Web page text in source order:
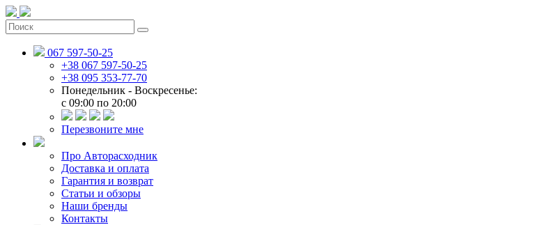
067 597-50-25
+38 067 597-50-25
+38 095 353-77-70
Понедельник - Воскресенье:
c 09:00 по 20:00
Перезвоните мне
Про Авторасходник
Доставка и оплата
Гарантия и возврат
Статьи и обзоры
Наши бренды
Контакты